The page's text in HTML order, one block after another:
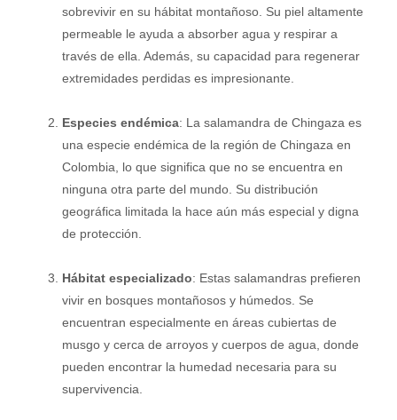
sobrevivir en su hábitat montañoso. Su piel altamente
permeable le ayuda a absorber agua y respirar a
través de ella. Además, su capacidad para regenerar
extremidades perdidas es impresionante.
Especies endémica: La salamandra de Chingaza es
una especie endémica de la región de Chingaza en
Colombia, lo que significa que no se encuentra en
ninguna otra parte del mundo. Su distribución
geográfica limitada la hace aún más especial y digna
de protección.
Hábitat especializado: Estas salamandras prefieren
vivir en bosques montañosos y húmedos. Se
encuentran especialmente en áreas cubiertas de
musgo y cerca de arroyos y cuerpos de agua, donde
pueden encontrar la humedad necesaria para su
supervivencia.